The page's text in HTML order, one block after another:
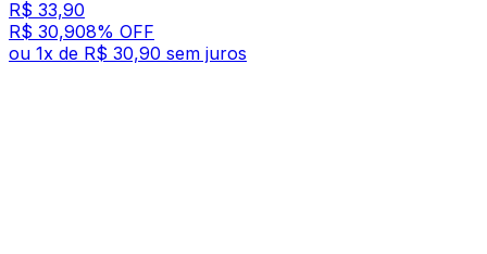
R$ 33,90
R$ 30,908% OFF
ou 1x de R$ 30,90 sem juros